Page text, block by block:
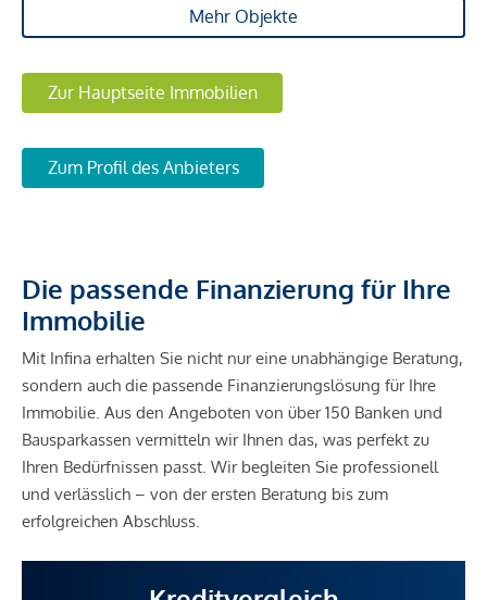
Mehr Objekte
Zur Hauptseite Immobilien
Zum Profil des Anbieters
Die passende Finanzierung für Ihre
Immobilie
Mit Infina erhalten Sie nicht nur eine unabhängige Beratung,
sondern auch die passende Finanzierungslösung für Ihre
Immobilie. Aus den Angeboten von über 150 Banken und
Bausparkassen vermitteln wir Ihnen das, was perfekt zu
Ihren Bedürfnissen passt. Wir begleiten Sie professionell
und verlässlich – von der ersten Beratung bis zum
erfolgreichen Abschluss.